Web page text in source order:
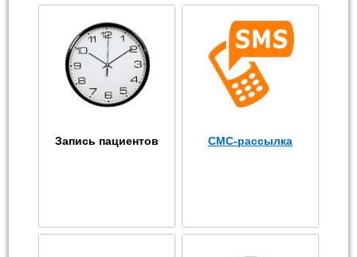
Запись пациентов СМС-рассылка